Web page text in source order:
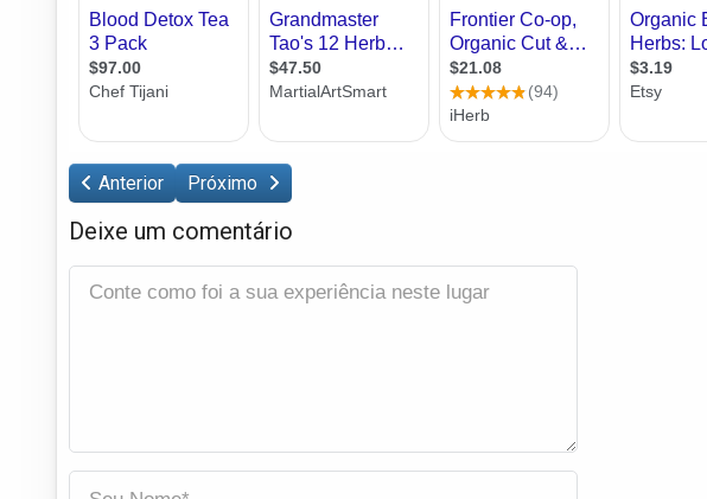
Anterior Próximo
Deixe um comentário